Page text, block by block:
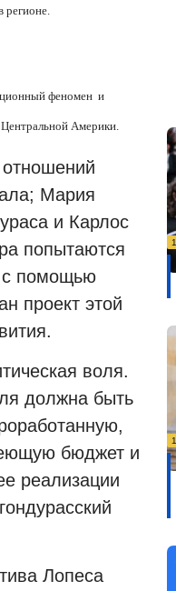
регионе.
феномен и
Америки.
Мария
и Карлос
попытаются
с помощью
проект этой
воля.
должна быть
бюджет и
реализации
Лопеса